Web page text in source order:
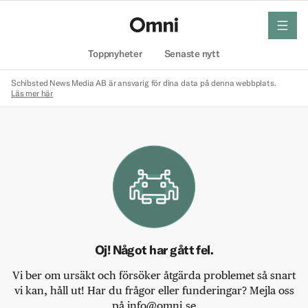
Toppnyheter Senaste nytt
meny
Schibsted News Media AB är ansvarig för dina data på denna webbplats.
Läs mer här
Oj! Något har gått fel.
Vi ber om ursäkt och försöker åtgärda problemet så snart
vi kan, håll ut! Har du frågor eller funderingar? Mejla oss